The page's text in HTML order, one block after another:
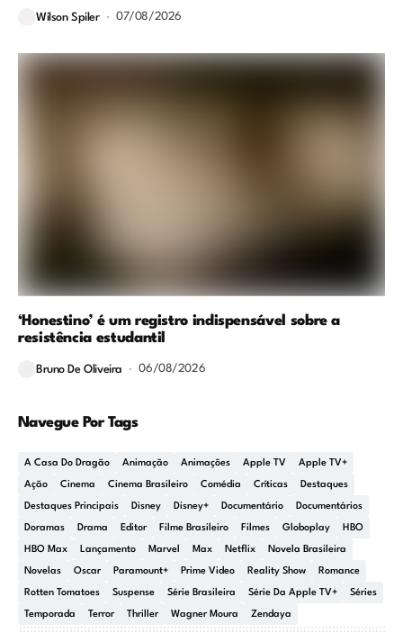
Wilson Spiler 07/08/2026
‘Honestino’ é um registro indispensável sobre a
resistência estudantil
Bruno De Oliveira 06/08/2026
Navegue Por Tags
A Casa Do Dragão Animação Animações Apple TV Apple TV+
Ação Cinema Cinema Brasileiro Comédia Críticas Destaques
Destaques Principais Disney Disney+ Documentário Documentários
Doramas Drama Editor Filme Brasileiro Filmes Globoplay HBO
HBO Max Lançamento Marvel Max Netflix Novela Brasileira
Novelas Oscar Paramount+ Prime Video Reality Show Romance
Rotten Tomatoes Suspense Série Brasileira Série Da Apple TV+ Séries
Temporada Terror Thriller Wagner Moura Zendaya